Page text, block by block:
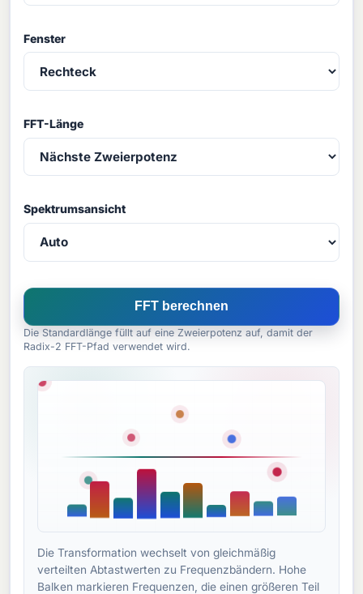
Fenster
FFT-Länge
Spektrumsansicht
FFT berechnen
Die Standardlänge füllt auf eine Zweierpotenz auf, damit der
Radix-2 FFT-Pfad verwendet wird.
Die Transformation wechselt von gleichmäßig
verteilten Abtastwerten zu Frequenzbändern. Hohe
Balken markieren Frequenzen, die einen größeren Teil